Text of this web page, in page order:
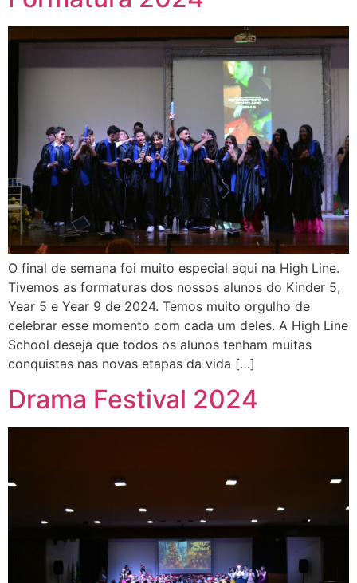
O final de semana foi muito especial aqui na High Line.
Tivemos as formaturas dos nossos alunos do Kinder 5,
Year 5 e Year 9 de 2024. Temos muito orgulho de
celebrar esse momento com cada um deles. A High Line
School deseja que todos os alunos tenham muitas
conquistas nas novas etapas da vida […]
Drama Festival 2024